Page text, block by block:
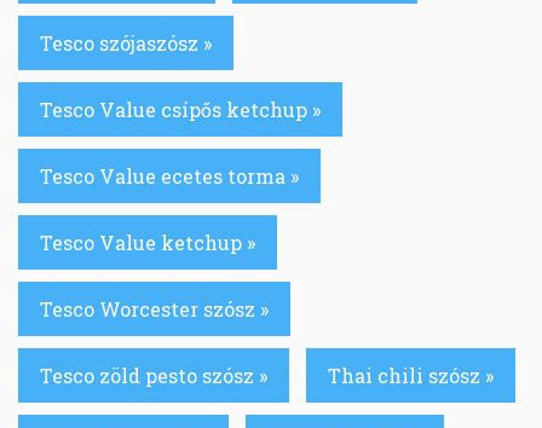
Tesco szójaszósz »
Tesco Value csípős ketchup »
Tesco Value ecetes torma »
Tesco Value ketchup »
Tesco Worcester szósz »
Tesco zöld pesto szósz » Thai chili szósz »